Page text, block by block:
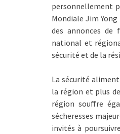
personnellement
Mondiale Jim
des annonces de
national et
sécurité et de la
La sécurité
la région et plus
région souffre
sécheresses
invités à